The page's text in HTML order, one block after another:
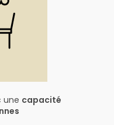
une capacité